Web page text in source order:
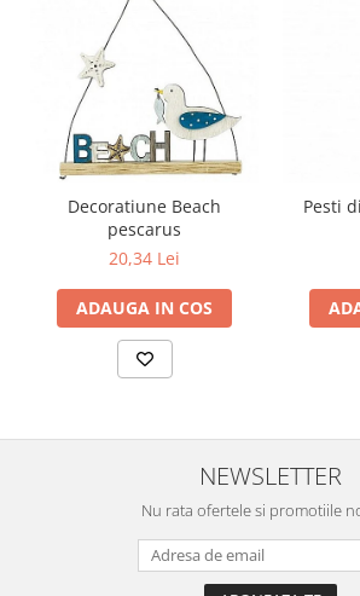
Decoratiune Beach
pescarus
20,34 Lei
ADAUGA IN COS
Pesti
NEWSLETTER
Nu rata ofertele si promotiile